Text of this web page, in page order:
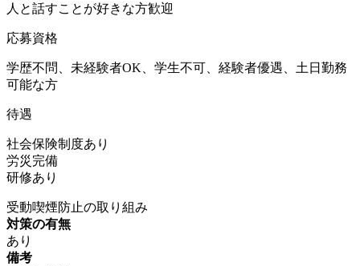
人と話すことが好きな方歓迎
応募資格
学歴不問、未経験者OK、学生不可、経験者優遇、土日勤務
可能な方
待遇
社会保険制度あり
労災完備
研修あり
受動喫煙防止の取り組み
対策の有無
あり
備考